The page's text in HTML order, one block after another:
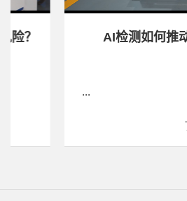
AI检测如何推动纺织